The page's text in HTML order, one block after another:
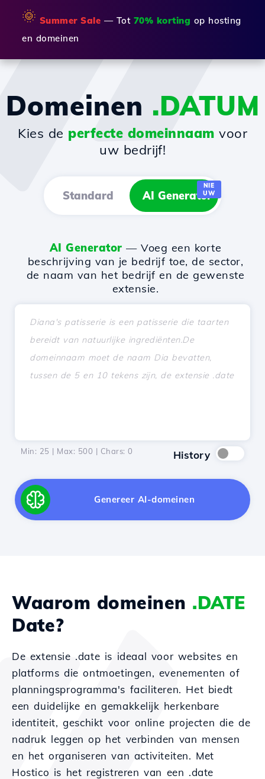
🌞 Summer Sale — Tot 70% korting op hosting
en domeinen
Domeinen .DATUM
Kies de perfecte domeinnaam voor
uw bedrijf!
Standard AI Generator
NIE
UW
AI Generator — Voeg een korte
beschrijving van je bedrijf toe, de sector,
de naam van het bedrijf en de gewenste
extensie.
Min: 25 | Max: 500 | Chars: 0 History
Genereer AI-domeinen
Waarom domeinen .DATE
Date?
De extensie .date is ideaal voor websites en
platforms die ontmoetingen, evenementen of
planningsprogramma's faciliteren. Het biedt
een duidelijke en gemakkelijk herkenbare
identiteit, geschikt voor online projecten die de
nadruk leggen op het verbinden van mensen
en het organiseren van activiteiten. Met
Hostico is het registreren van een .date